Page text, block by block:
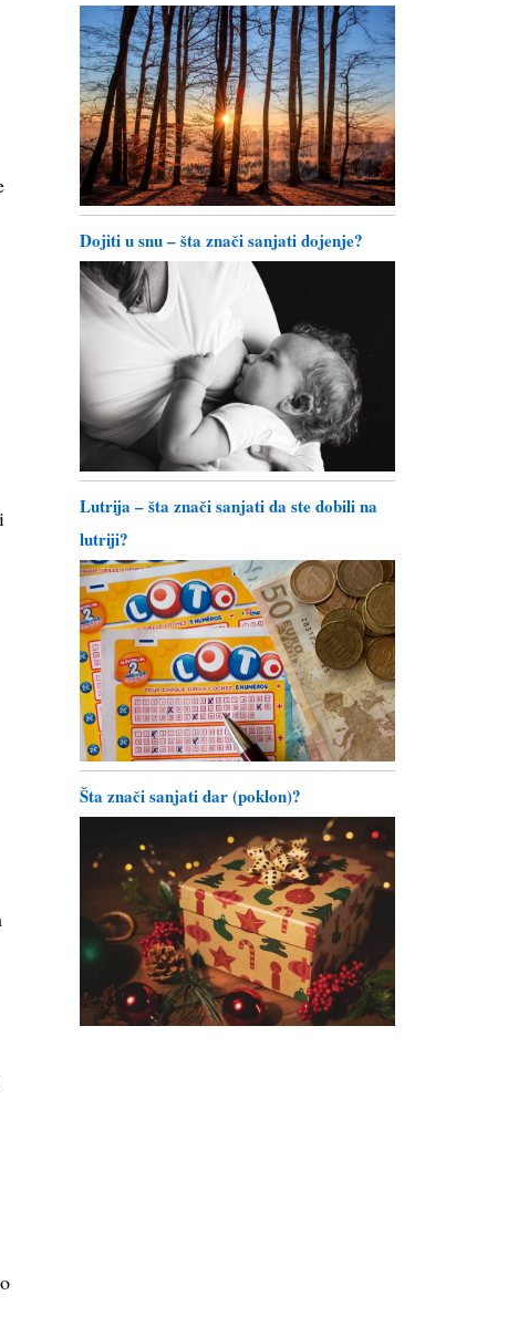
Dojiti u snu – šta znači sanjati dojenje?
Lutrija – šta znači sanjati da ste dobili na
lutriji?
Šta znači sanjati dar (poklon)?